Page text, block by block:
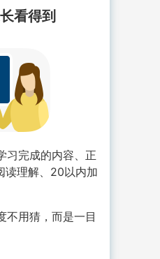
看得到
习完成的内容、正
读理解、20以内加
不用猜，而是一目